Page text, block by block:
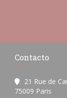
Contacto
21 Rue de
75009 Paris